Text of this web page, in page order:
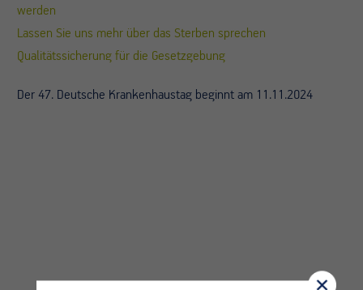
werden
Lassen Sie uns mehr über das Sterben sprechen
Qualitätssicherung für die Gesetzgebung
Der 47. Deutsche Krankenhaustag beginnt am 11.11.2024